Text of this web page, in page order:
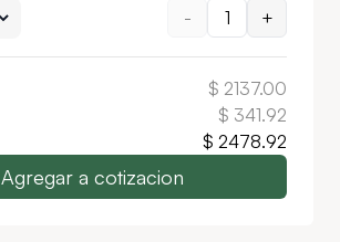
-
1 +
$ 2137.00
$ 341.92
$ 2478.92
Agregar a cotizacion